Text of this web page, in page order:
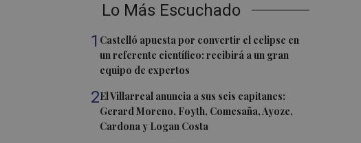
Lo Más Escuchado
1 Castelló apuesta por convertir el eclipse en
un referente científico: recibirá a un gran
equipo de expertos
2El Villarreal anuncia a sus seis capitanes:
Gerard Moreno, Foyth, Comesaña, Ayoze,
Cardona y Logan Costa